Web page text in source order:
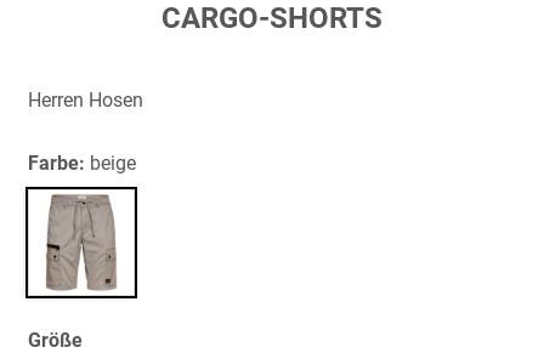
springen
CARGO-SHORTS
Herren Hosen
Farbe: beige
Größe